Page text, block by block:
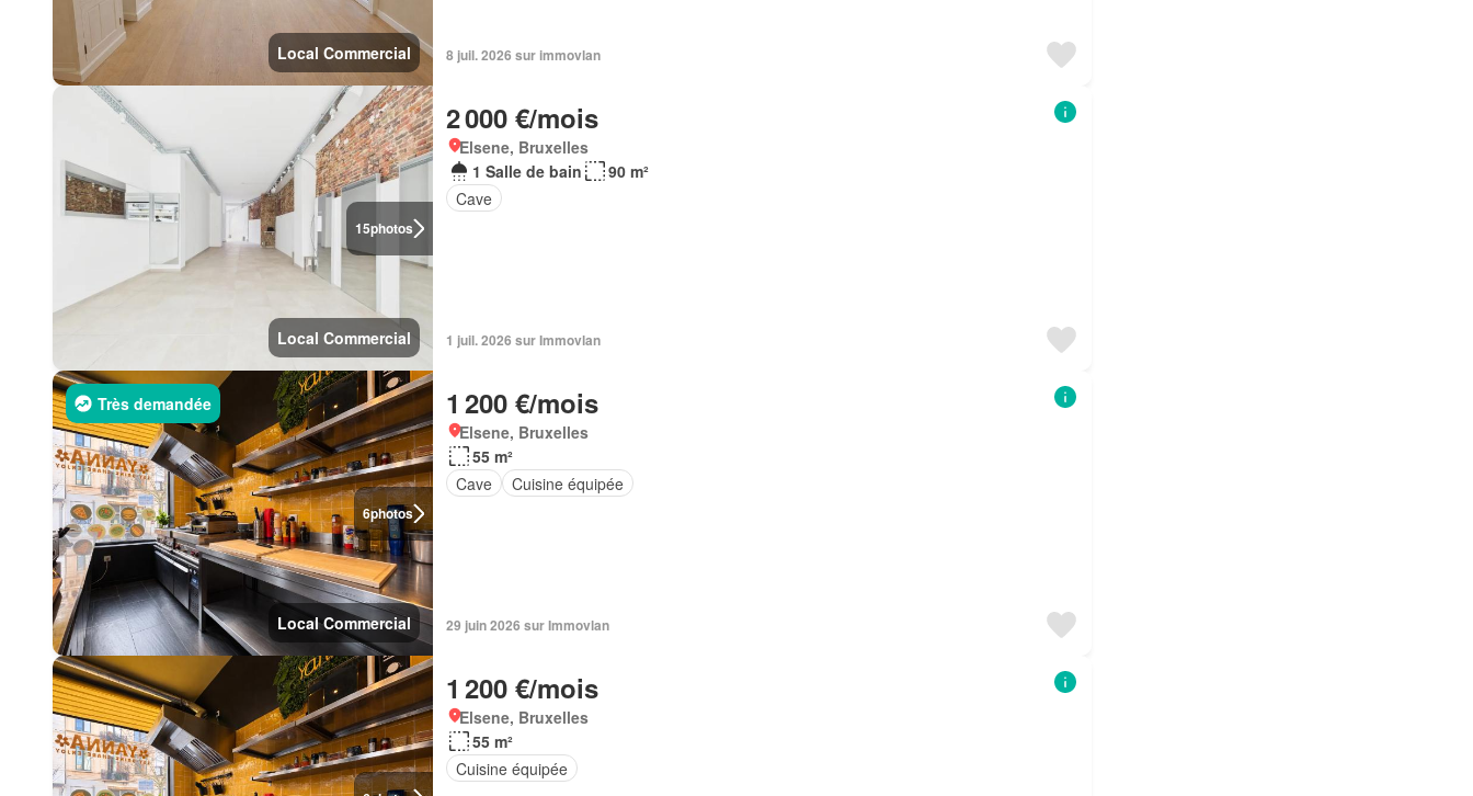
Local Commercial 8 juil. 2026 sur immovlan
15photos
Local Commercial
2 000 €/mois
Elsene, Bruxelles
1 Salle de bain
90 m²
Cave
1 juil. 2026 sur Immovlan
6photos
Très demandée
Local Commercial
1 200 €/mois
Elsene, Bruxelles
55 m²
Cave
Cuisine équipée
29 juin 2026 sur Immovlan
1 200 €/mois
Elsene, Bruxelles
55 m²
Cuisine équipée